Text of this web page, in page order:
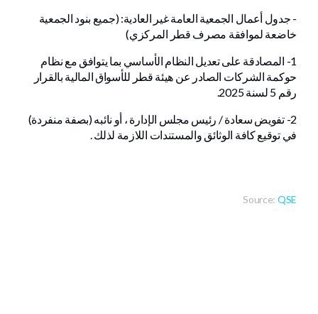
- جدول أعمال الجمعية العامة غير العادية: (جميع بنود الجمعية
خاضعة لموافقة مصرف قطر المركزي)
1- المصادقة على تعديل النظام الأساسي بما يتوافق مع نظام
حوكمة الشركات الصادر عن هيئة قطر للأسواق المالية بالقرار
رقم 5 لسنة 2025.
2- تفويض سعادة / رئيس مجلس الإدارة ، أو نائبه (بصفة منفردة)
في توقيع كافة الوثائق والمستندات اللازمة لذلك .
Source: QSE